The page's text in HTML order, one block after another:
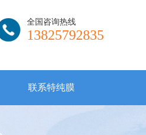
全国咨询热线
13825792835
联系特纯膜